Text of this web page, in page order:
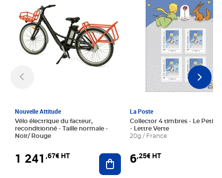
Nouvelle Attitude
Vélo électrique du facteur,
reconditionné - Taille normale -
Noir/ Rouge
1 241 ,67€ HT Ajouter au panier
La Poste
Collector 4 timbres - Le Petit
- Lettre Verte
20g / France
6,25€ HT